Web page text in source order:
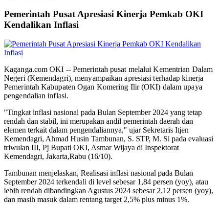
Pemerintah Pusat Apresiasi Kinerja Pemkab OKI
Kendalikan Inflasi
Kaganga.com OKI -- Pemerintah pusat melalui Kementrian Dalam
Negeri (Kemendagri), menyampaikan apresiasi terhadap kinerja
Pemerintah Kabupaten Ogan Komering Ilir (OKI) dalam upaya
pengendalian inflasi.
"Tingkat inflasi nasional pada Bulan September 2024 yang tetap
rendah dan stabil, ini merupakan andil pemerintah daerah dan
elemen terkait dalam pengendaliannya," ujar Sekretaris Itjen
Kemendagri, Ahmad Husin Tambunan, S. STP, M. Si pada evaluasi
triwulan III, Pj Bupati OKI, Asmar Wijaya di Inspektorat
Kemendagri, Jakarta,Rabu (16/10).
Tambunan menjelaskan, Realisasi inflasi nasional pada Bulan
September 2024 terkendali di level sebesar 1,84 persen (yoy), atau
lebih rendah dibandingkan Agustus 2024 sebesar 2,12 persen (yoy),
dan masih masuk dalam rentang target 2,5% plus minus 1%.